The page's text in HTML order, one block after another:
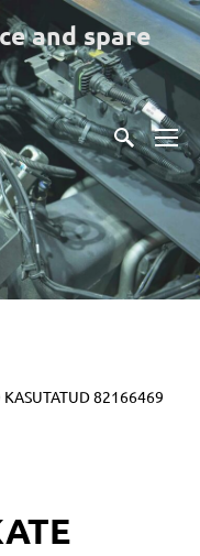
and spare
KASUTATUD 82166469